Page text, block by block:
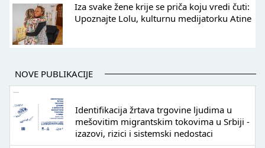
Iza svake žene krije se priča koju vredi čuti:
Upoznajte Lolu, kulturnu medijatorku Atine
NOVE PUBLIKACIJE
Identifikacija žrtava trgovine ljudima u
mešovitim migrantskim tokovima u Srbiji -
izazovi, rizici i sistemski nedostaci